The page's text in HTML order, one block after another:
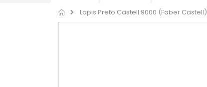
Home
Lapis Preto Castell 9000 (Faber Castell)
Pular